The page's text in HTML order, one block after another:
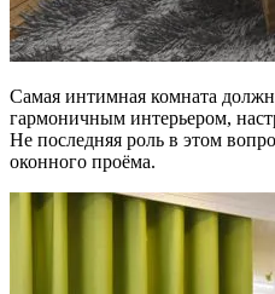
Самая интимная комната
гармоничным интерьером,
Не последняя роль в этом
оконного проёма.